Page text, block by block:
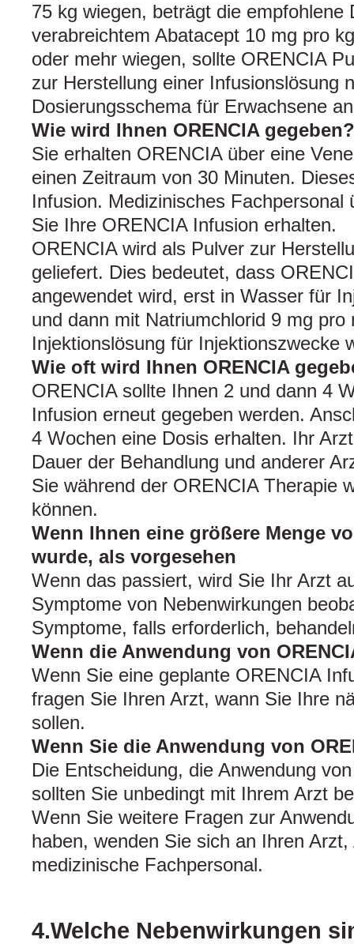
75 kg wiegen, beträgt die empfohlene
verabreichtem Abatacept 10 mg pro
oder mehr wiegen, sollte ORENCIA
zur Herstellung einer Infusionslösung
Dosierungsschema für Erwachsene
Wie wird Ihnen ORENCIA gegeben?
Sie erhalten ORENCIA über eine
einen Zeitraum von 30 Minuten.
Infusion. Medizinisches Fachpersonal
Sie Ihre ORENCIA Infusion erhalten.
ORENCIA wird als Pulver zur
geliefert. Dies bedeutet, dass
angewendet wird, erst in Wasser für
und dann mit Natriumchlorid 9 mg pro
Injektionslösung für Injektionszwecke
Wie oft wird Ihnen ORENCIA
ORENCIA sollte Ihnen 2 und dann 4
Infusion erneut gegeben werden.
4 Wochen eine Dosis erhalten. Ihr
Dauer der Behandlung und anderer
Sie während der ORENCIA Therapie
können.
Wenn Ihnen eine größere Menge
wurde, als vorgesehen
Wenn das passiert, wird Sie Ihr Arzt
Symptome von Nebenwirkungen
Symptome, falls erforderlich,
Wenn die Anwendung von
Wenn Sie eine geplante ORENCIA
fragen Sie Ihren Arzt, wann Sie Ihre
sollen.
Wenn Sie die Anwendung von
Die Entscheidung, die Anwendung
sollten Sie unbedingt mit Ihrem Arzt
Wenn Sie weitere Fragen zur
haben, wenden Sie sich an Ihren
medizinische Fachpersonal.
4.Welche Nebenwirkungen